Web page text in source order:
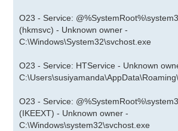
O23 - Service:
(hkmsvc) - Unknown owner -
C:\Windows\System32\svchost.exe
O23 - Service: HTService - Unknown
O23 - Service:
(IKEEXT) - Unknown owner -
C:\Windows\system32\svchost.exe